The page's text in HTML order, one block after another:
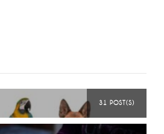
31 POST(S)